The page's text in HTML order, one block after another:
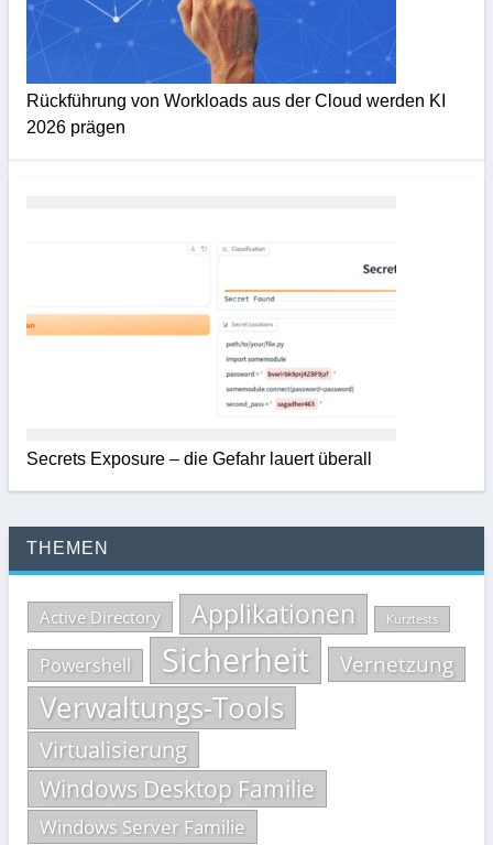
Rückführung von Workloads aus der Cloud werden KI
2026 prägen
Secrets Exposure – die Gefahr lauert überall
THEMEN
Active Directory Applikationen Kurztests
Powershell Sicherheit Vernetzung
Verwaltungs-Tools
Virtualisierung
Windows Desktop Familie
Windows Server Familie